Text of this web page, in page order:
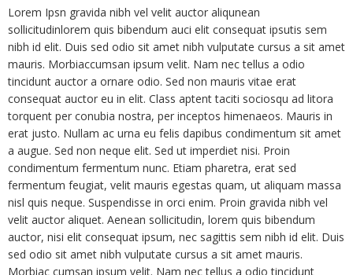
Lorem Ipsn gravida nibh vel velit auctor aliqunean
sollicitudinlorem quis bibendum auci elit consequat ipsutis sem
nibh id elit. Duis sed odio sit amet nibh vulputate cursus a sit amet
mauris. Morbiaccumsan ipsum velit. Nam nec tellus a odio
tincidunt auctor a ornare odio. Sed non mauris vitae erat
consequat auctor eu in elit. Class aptent taciti sociosqu ad litora
torquent per conubia nostra, per inceptos himenaeos. Mauris in
erat justo. Nullam ac urna eu felis dapibus condimentum sit amet
a augue. Sed non neque elit. Sed ut imperdiet nisi. Proin
condimentum fermentum nunc. Etiam pharetra, erat sed
fermentum feugiat, velit mauris egestas quam, ut aliquam massa
nisl quis neque. Suspendisse in orci enim. Proin gravida nibh vel
velit auctor aliquet. Aenean sollicitudin, lorem quis bibendum
auctor, nisi elit consequat ipsum, nec sagittis sem nibh id elit. Duis
sed odio sit amet nibh vulputate cursus a sit amet mauris.
Morbiac cumsan ipsum velit. Nam nec tellus a odio tincidunt